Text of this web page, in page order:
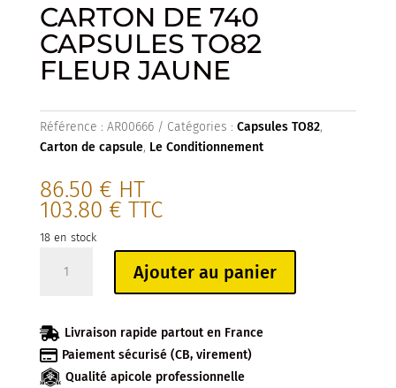
CARTON DE 740
CAPSULES TO82
FLEUR JAUNE
Référence : AR00666 Catégories : Capsules TO82,
Carton de capsule, Le Conditionnement
86.50 € HT
103.80 € TTC
18 en stock
740
CAPSULES
TO82
Ajouter au panier
 Livraison rapide partout en France
 Paiement sécurisé (CB, virement)
Qualité apicole professionnelle